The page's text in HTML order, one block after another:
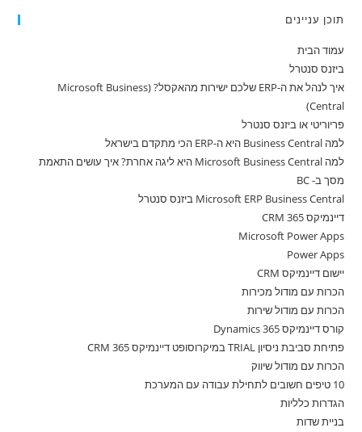
תוכן עניינים
עמוד הבית
ביזנס סנטרל
איך לנהל את ה-ERP שלכם ישירות מהאקסל? (Microsoft Business
Central)
פריוריטי או ביזנס סנטרל
למה Business Central היא ה-ERP הכי מתקדם בישראל
למה Microsoft Business Central היא ליגה אחרת? איך עושים התאמת
מסך ב- BC
Microsoft ERP Business Central ביזנס סנטרל
דיינמיקס 365 CRM
Microsoft Power Apps
Power Apps
יישום דיינמיקס CRM
הכרות עם מודול מכירות
הכרות עם מודול שירות
קורס דיינמיקס 365 Dynamics
פתיחת סביבת ניסיון TRIAL במיקרוסופט דיינמיקס 365 CRM
הכרות עם מודול שיווק
10 טיפים חשובים לתחילת עבודה עם המערכת
הגדרות כלליות
בניית שדות